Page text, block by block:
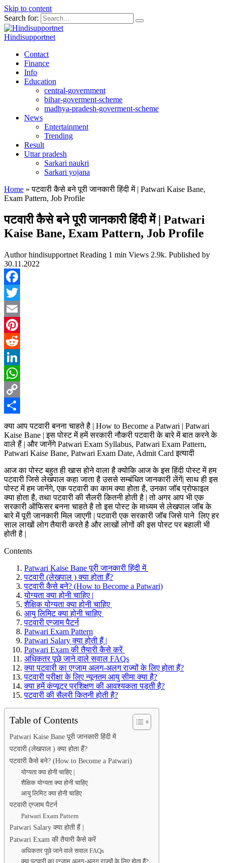
Skip to content
Search for:
Hindisupportnet
Contact
Finance
Info
Education
central-government
bihar-goverment-scheme
madhya-pradesh-goverment-scheme
News
Entertainment
Trending
Result
Uttar pradesh
Sarkari naukri
Sarkari yojana
Home »पटवारी कैसे बने पूरी जानकारी हिंदी में | Patwari Kaise Bane,
Exam Pattern, Job Profile
पटवारी कैसे बने पूरी जानकारी हिंदी में | Patwari
Kaise Bane, Exam Pattern, Job Profile
Author hindisupportnet Reading 1 min Views 2.9k. Published by
30.11.2022
Facebook
Twitter
Email
Pinterest
Reddit
LinkedIn
WhatsApp
Copy
क्या आप पटवारी बनना चाहते है | How to Become a Patwari | Patwari
Kaise Bane | इस पोस्ट में हमें सरकारी नौकरी पटवारी के बारे में बात करने के
वाले हैं | और जानेंगे Patwari Exam Syllabus, Patwari Exam Pattern,
Patwari Kaise Bane, Patwari Exam Date, Admit Card इत्यादी
आज का पोस्ट बहुत ही खास होने वाला है क्योकि आज के इस हिंदी पोस्ट में हम
पटवारी जिसे लेखपाल कहा जाता है उससे सम्बंधित जानकारी लेंगें| साथ ही इस
पोस्ट में हम जानेंगे, एक पटवारी का काम क्या होता है, उनका जॉब प्रोफाइल
क्या होता है, तथा पटवारी की सैलरी कितनी होती है | तो अगर आप भी एक
सरकारी ऑफिसर बनना चाहते है तो इस पोस्ट के माध्यम से लेखपाल जॉब के
बारे में पूरी जानकारी मिल जाएगी | पटवारी एक सरकारी जॉब जिसे पाने लिए हर
साल लाखों लोग तैयारी करते है और लाखों लोगों की इस पोस्ट पर बहाली भी
होती है |
Contents
Patwari Kaise Bane पूरी जानकारी हिंदी में
पटवारी (लेखपाल ) क्या होता हैं?
पटवारी कैसे बने? (How to Become a Patwari)
योग्यता क्या होनी चाहिए |
शैक्षिक योग्यता क्या होनी चाहिए
आयु लिमिट क्या होनी चाहिए
पटवारी एग्जाम पैटर्न
Patwari Exam Pattern
Patwari Salary क्या होती हैं |
Patwari Exam की तैयारी कैसे करें
अधिकतर पूछे जाने वाले सवाल FAQs
क्या पटवारी का एग्जाम अलग-अलग राज्यों के लिए होता हैं?
पटवारी परीक्षा के लिए न्यूनतम आयु सीमा क्या है?
क्या हमें कंप्यूटर प्रशिक्षण की आवश्यकता पड़ती है?
पटवारी की सैलरी कितनी होती है?
Table of Contents
Patwari Kaise Bane पूरी जानकारी हिंदी में
पटवारी (लेखपाल ) क्या होता हैं?
पटवारी कैसे बने? (How to Become a Patwari)
योग्यता क्या होनी चाहिए |
शैक्षिक योग्यता क्या होनी चाहिए
आयु लिमिट क्या होनी चाहिए
पटवारी एग्जाम पैटर्न
Patwari Exam Pattern
Patwari Salary क्या होती हैं |
Patwari Exam की तैयारी कैसे करें
अधिकतर पूछे जाने वाले सवाल FAQs
क्या पटवारी का एग्जाम अलग-अलग राज्यों के लिए होता हैं?